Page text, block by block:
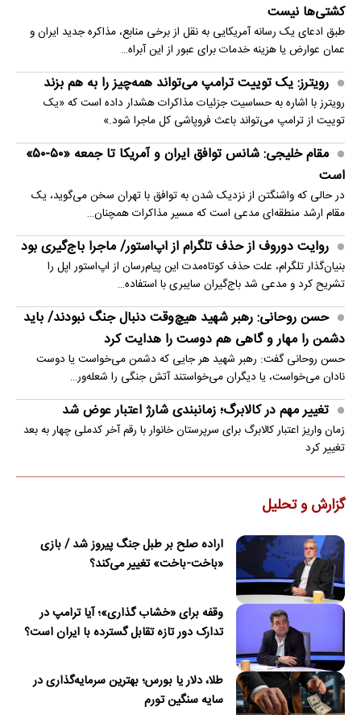
کشتی‌ها نیست
طبق ادعای یک رسانه آمریکایی به نقل از برخی منابع، مذاکره جدید ایران و
عمان عوارض یا هزینه خدمات برای عبور از این آبراه…
رویترز: یک توییت ترامپ می‌تواند همه‌چیز را به هم بزند
رویترز با اشاره به حساسیت جزئیات مذاکرات هشدار داده است که «یک
توییت از ترامپ می‌تواند باعث فروپاشی کل ماجرا شود.»
مقام خلیجی: شانس توافق ایران و آمریکا تا جمعه «۵۰-۵۰»
است
در حالی که واشنگتن از نزدیک شدن به توافق با تهران سخن می‌گوید، یک
مقام ارشد منطقه‌ای مدعی است که مسیر مذاکرات همچنان…
روایت دوروف از حذف تلگرام از اپ‌استور/ ماجرا باج‌گیری بود
بنیان‌گذار تلگرام، علت حذف کوتاه‌مدت این پیام‌رسان از اپ‌استور اپل را
تشریح کرد و مدعی شد باج‌گیران سایبری با استفاده…
حسن روحانی: رهبر شهید هیچ‌وقت دنبال جنگ نبودند/ باید
دشمن را مهار و گاهی هم دوست را هدایت کرد
حسن روحانی گفت: رهبر شهید هر جایی که دشمن می‌خواست یا دوست
نادان می‌خواست، یا دیگران می‌خواستند آتش جنگی را شعله‌ور…
تغییر مهم در کالابرگ؛ زمانبندی‌ شارژ اعتبار عوض شد
زمان واریز اعتبار کالابرگ برای سرپرستان خانوار با رقم آخر کدملی چهار به بعد
تغییر کرد
گزارش و تحلیل
اراده صلح بر طبل جنگ پیروز شد / بازی
«باخت-باخت» تغییر می‌کند؟
وقفه برای «خشاب گذاری»؛ آیا ترامپ در
تدارک دور تازه تقابل گسترده با ایران است؟
طلا، دلار یا بورس؛ بهترین سرمایه‌گذاری در
سایه سنگین تورم